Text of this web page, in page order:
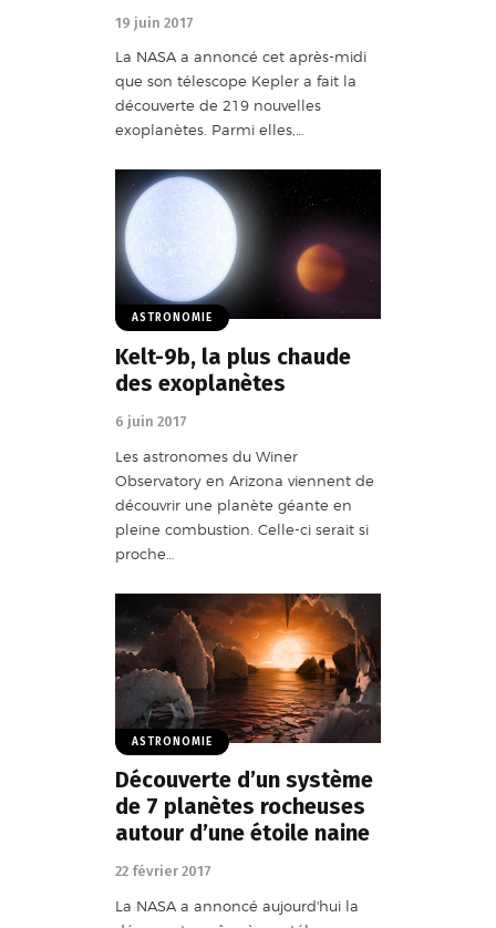
19 juin 2017
La NASA a annoncé cet après-midi
que son télescope Kepler a fait la
découverte de 219 nouvelles
exoplanètes. Parmi elles,…
ASTRONOMIE
Kelt-9b, la plus chaude
des exoplanètes
6 juin 2017
Les astronomes du Winer
Observatory en Arizona viennent de
découvrir une planète géante en
pleine combustion. Celle-ci serait si
proche…
ASTRONOMIE
Découverte d’un système
de 7 planètes rocheuses
autour d’une étoile naine
22 février 2017
La NASA a annoncé aujourd'hui la